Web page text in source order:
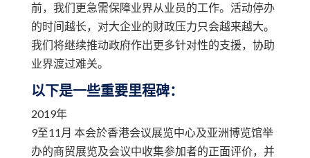
前，我们更急需保障业界从业员的工作。活动停办
的时间越长，对大企业的财政压力只会越来越大。
我们将继续推动政府作出更多针对性的支援，协助
业界渡过难关。
以下是一些重要里程碑：
2019年
9至11月 本会於香港会议展览中心及亚洲博览馆举
办的商贸展览及会议中收集参加者的正面评价，并